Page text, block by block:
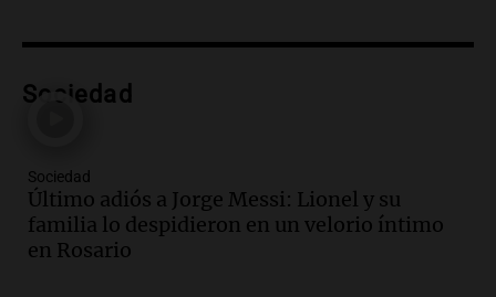
Audio.La UNT evalúa apelación ante la
Pagani como rector
Audio.
que la justicia social viene siendo
“despreciada y burlada”
Santa Misa
Sociedad
Sociedad
Último adiós a Jorge Messi: Lionel y su
familia lo despidieron en un velorio íntimo
en Rosario